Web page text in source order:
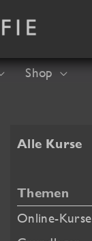
Shop
Alle Kurse
Themen
Online-Kurse